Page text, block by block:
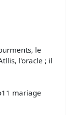
le
l'oracle ; il
mariage